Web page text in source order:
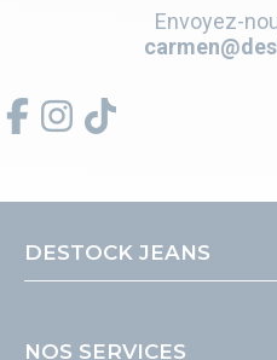
Envoyez-
DESTOCK JEANS
NOS SERVICES